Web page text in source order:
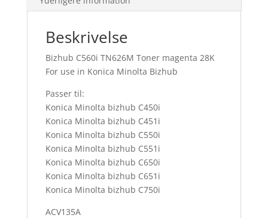
Beskrivelse
Bizhub C560i TN626M Toner magenta 28K
For use in Konica Minolta Bizhub
Passer til:
Konica Minolta bizhub C450i
Konica Minolta bizhub C451i
Konica Minolta bizhub C550i
Konica Minolta bizhub C551i
Konica Minolta bizhub C650i
Konica Minolta bizhub C651i
Konica Minolta bizhub C750i
ACV135A